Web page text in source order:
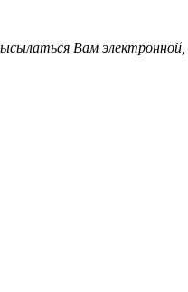
Вам